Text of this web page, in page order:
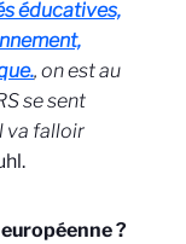
éducatives,
, on est au
se sent
va falloir
?